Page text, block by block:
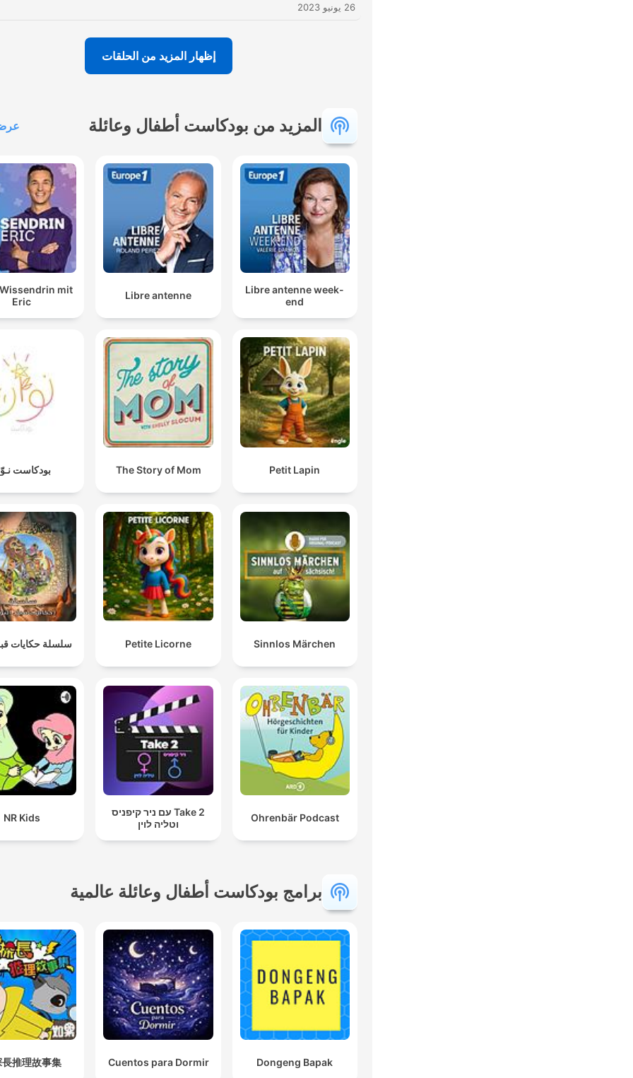
26 يونيو 2023
إظهار المزيد من الحلقات
المزيد من بودكاست أطفال وعائلة
Libre antenne week-
end
Libre antenne
Wissendrin mit
Eric
Petit Lapin
The Story of Mom بودكاست
Sinnlos Märchen
Petite Licorne سلسلة حكايات
Ohrenbär Podcast
Take 2 עם ניר קיפניס
וטליה לוין
NR Kids
برامج بودكاست أطفال وعائلة عالمية
Dongeng Bapak
Cuentos para Dormir
推理故事集